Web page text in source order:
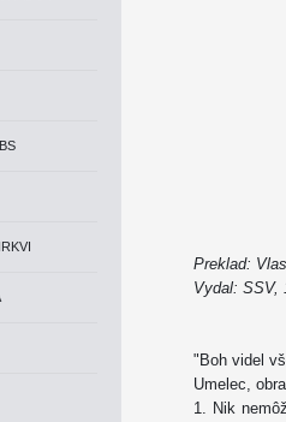
Preklad:
Vydal: SSV,
"Boh videl
Umelec,
1. Nik